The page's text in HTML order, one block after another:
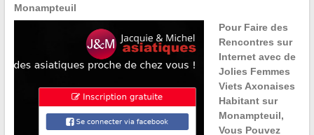
Monampteuil
Pour Faire des
Rencontres sur
Internet avec de
Jolies Femmes
Viets Axonaises
Habitant sur
Monampteuil,
Vous Pouvez